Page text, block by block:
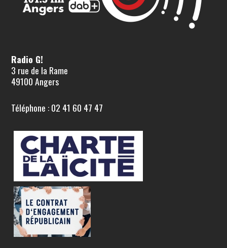
Radio G!
3 rue de la Rame
49100 Angers
Téléphone : 02 41 60 47 47